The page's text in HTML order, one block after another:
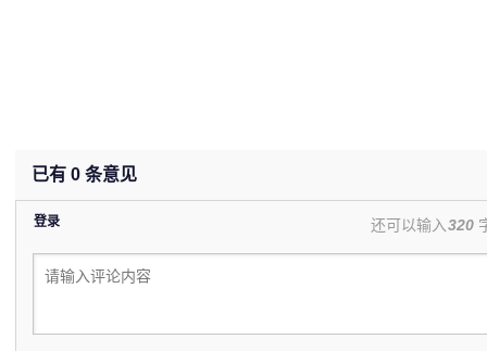
已有 0 条意见
登录 还可以输入320